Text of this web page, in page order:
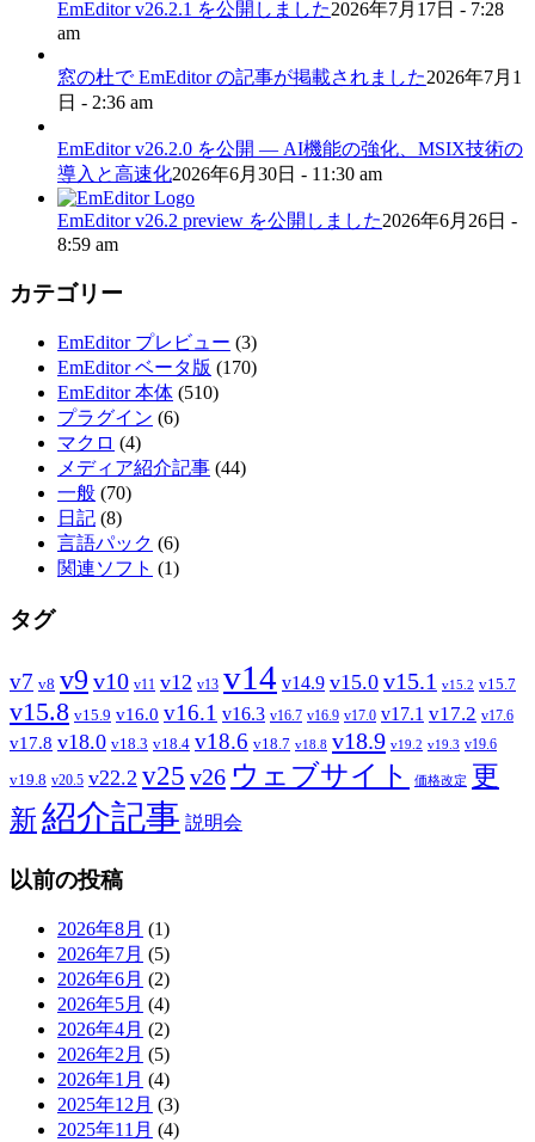
EmEditor v26.2.1 を公開しました2026年7月17日 - 7:28
am
窓の杜で EmEditor の記事が掲載されました2026年7月1
日 - 2:36 am
EmEditor v26.2.0 を公開 — AI機能の強化、MSIX技術の
導入と高速化2026年6月30日 - 11:30 am
EmEditor v26.2 preview を公開しました2026年6月26日 -
8:59 am
カテゴリー
EmEditor プレビュー (3)
EmEditor ベータ版 (170)
EmEditor 本体 (510)
プラグイン (6)
マクロ (4)
メディア紹介記事 (44)
一般 (70)
日記 (8)
言語パック (6)
関連ソフト (1)
タグ
v7 v8 v9 v10 v11 v12 v13 v14 v14.9 v15.0 v15.1 v15.2 v15.7
v15.8 v15.9 v16.0 v16.1 v16.3 v16.7 v16.9 v17.0 v17.1 v17.2 v17.6
v17.8 v18.0 v18.3 v18.4 v18.6 v18.7 v18.8 v18.9 v19.2 v19.3 v19.6
v19.8 v20.5 v22.2 v25 v26 ウェブサイト 価格改定 更
新 紹介記事 説明会
以前の投稿
2026年8月 (1)
2026年7月 (5)
2026年6月 (2)
2026年5月 (4)
2026年4月 (2)
2026年2月 (5)
2026年1月 (4)
2025年12月 (3)
2025年11月 (4)